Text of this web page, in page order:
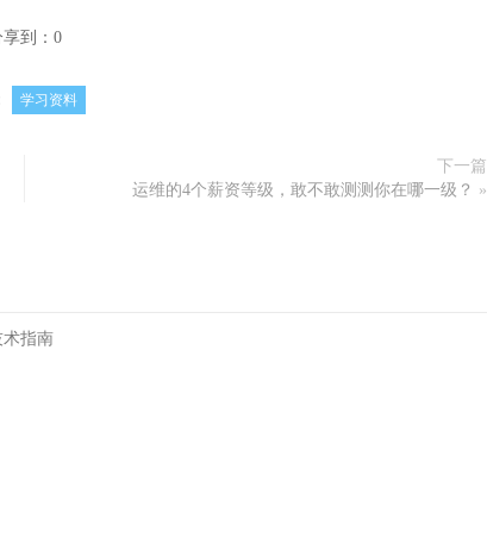
到： 0
学习资料
下一篇
运维的4个薪资等级，敢不敢测测你在哪一级？ »
术指南